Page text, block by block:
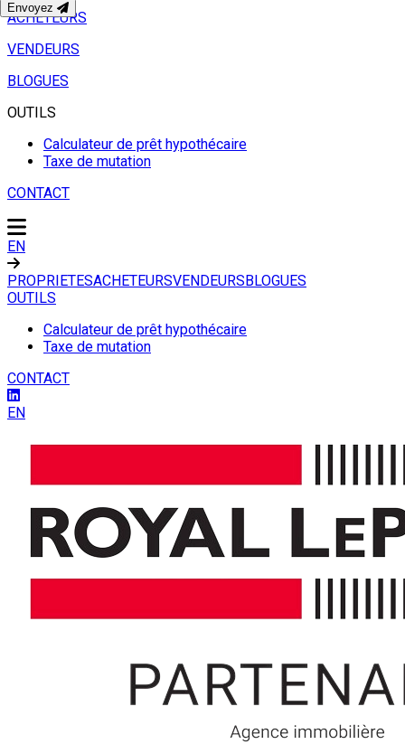
ACHETEURS
VENDEURS
BLOGUES
OUTILS
Calculateur de prêt hypothécaire
Taxe de mutation
CONTACT
EN
PROPRIETESACHETEURSVENDEURSBLOGUES
OUTILS
Calculateur de prêt hypothécaire
Taxe de mutation
CONTACT
EN
Envoyez